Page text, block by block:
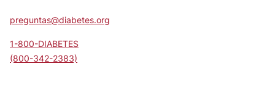
preguntas@diabetes.org
1-800-DIABETES
(800-342-2383)